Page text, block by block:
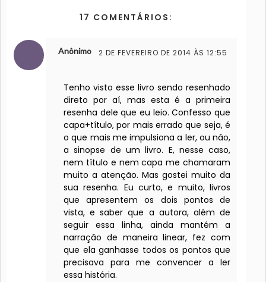
17 COMENTÁRIOS:
Anônimo 2 DE FEVEREIRO DE 2014 ÀS 12:55
Tenho visto esse livro sendo resenhado
direto por aí, mas esta é a primeira
resenha dele que eu leio. Confesso que
capa+título, por mais errado que seja, é
o que mais me impulsiona a ler, ou não,
a sinopse de um livro. E, nesse caso,
nem título e nem capa me chamaram
muito a atenção. Mas gostei muito da
sua resenha. Eu curto, e muito, livros
que apresentem os dois pontos de
vista, e saber que a autora, além de
seguir essa linha, ainda mantém a
narração de maneira linear, fez com
que ela ganhasse todos os pontos que
precisava para me convencer a ler
essa história.